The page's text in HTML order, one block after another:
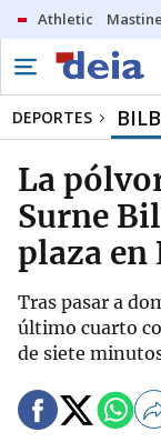
Athletic
DEPORTES
La
Surne
plaza
Tras pasar a
último cuarto
de siete